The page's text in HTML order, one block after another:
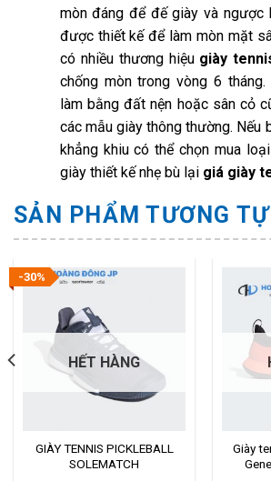
mòn đáng để đế giày và ngược
được thiết kế để làm mòn mặt
có nhiều thương hiệu giày
chống mòn trong vòng 6
làm bằng đất nện hoặc sân cỏ
các mẫu giày thông thường. Nếu
khẳng khiu có thể chọn mua loại
giày thiết kế nhẹ bù lại giá giày
SẢN PHẨM TƯƠNG TỰ
-30%
HẾT HÀNG
GIÀY TENNIS PICKLEBALL
SOLEMATCH
Giày